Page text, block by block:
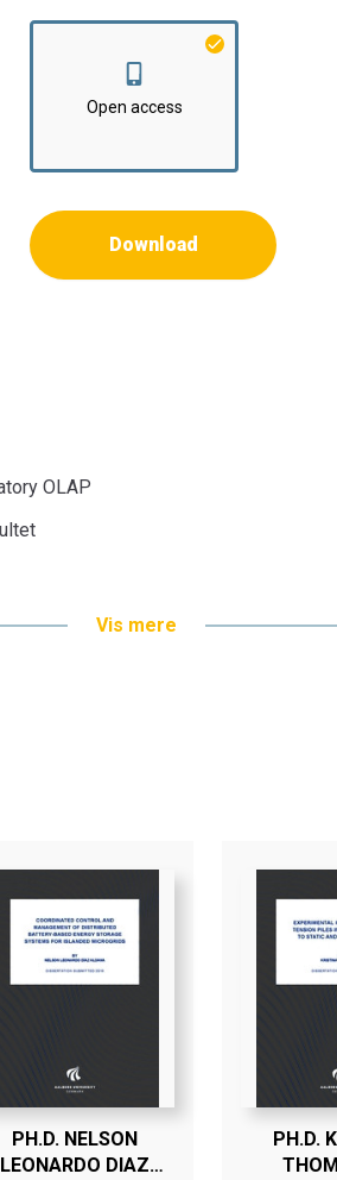
Open access
Download
OLAP
Vis mere
PH.D. NELSON
LEONARDO DIAZ
PH.D.